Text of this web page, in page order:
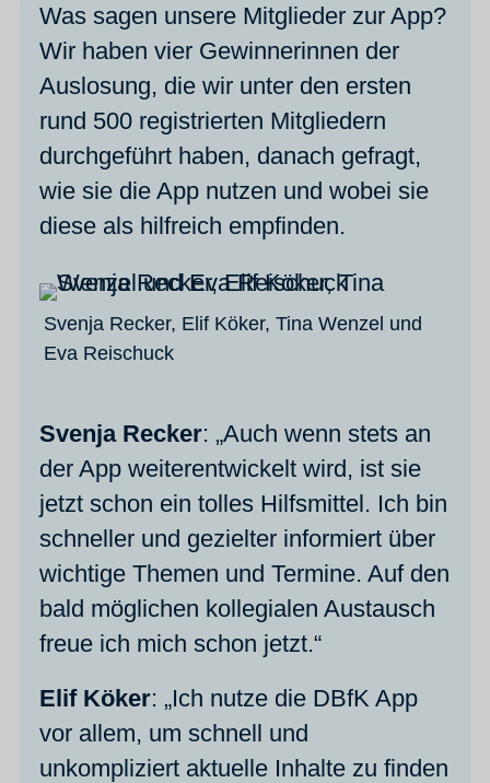
Was sagen unsere Mitglieder zur App?
Wir haben vier Gewinnerinnen der
Auslosung, die wir unter den ersten
rund 500 registrierten Mitgliedern
durchgeführt haben, danach gefragt,
wie sie die App nutzen und wobei sie
diese als hilfreich empfinden.
Svenja Recker, Elif Köker, Tina Wenzel und
Eva Reischuck
Svenja Recker: „Auch wenn stets an
der App weiterentwickelt wird, ist sie
jetzt schon ein tolles Hilfsmittel. Ich bin
schneller und gezielter informiert über
wichtige Themen und Termine. Auf den
bald möglichen kollegialen Austausch
freue ich mich schon jetzt.“
Elif Köker: „Ich nutze die DBfK App
vor allem, um schnell und
unkompliziert aktuelle Inhalte zu finden